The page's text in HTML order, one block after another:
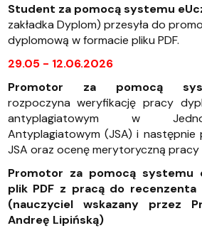
Student za pomocą systemu
zakładka Dyplom) przesyła do
dyplomową w formacie pliku PDF.
29.05 - 12.06.2026
Promotor za pomocą
rozpoczyna weryfikację pracy
antyplagiatowym w
Antyplagiatowym (JSA) i
JSA oraz ocenę merytoryczną pracy
Promotor za pomocą systemu
plik PDF z pracą do
(nauczyciel wskazany przez
Andreę Lipińską)